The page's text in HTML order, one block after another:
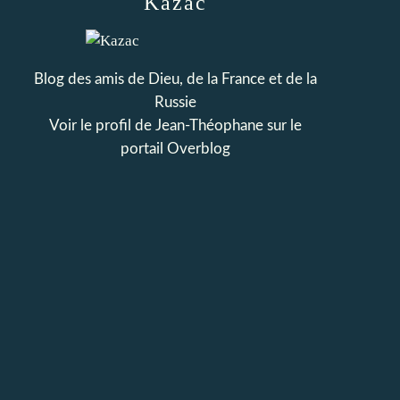
Blog des amis de Dieu, de la France et de la
Russie
Voir le profil de Jean-Théophanesur le
portail Overblog